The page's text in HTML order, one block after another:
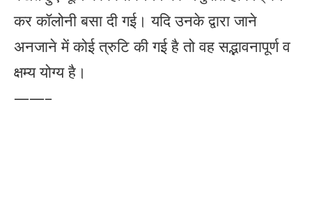
कर कॉलोनी बसा दी गई। यदि उनके द्वारा जाने
अनजाने में कोई त्रुटि की गई है तो वह सद्भावनापूर्ण व
क्षम्य योग्य है।
——–